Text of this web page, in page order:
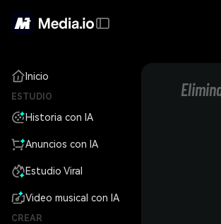
Inicio
ESTUDIO
Historia con IA
Anuncios con IA
Estudio Viral
Video musical con IA
CREAR